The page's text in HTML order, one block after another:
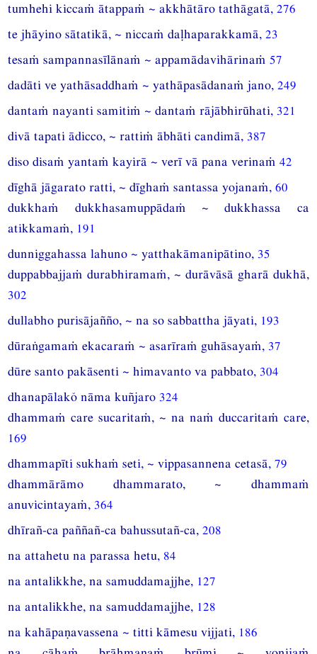
tumhehi kiccaṁ ātappaṁ ~ akkhātāro tathāgatā,276
te jhāyino sātatikā, ~ niccaṁ daḷhaparakkamā,23
tesaṁ sampannasīlānaṁ ~ appamādavihārinaṁ 57
dadāti ve yathāsaddhaṁ ~ yathāpasādanaṁ jano,249
dantaṁ nayanti samitiṁ ~ dantaṁ rājābhirūhati, 321
divā tapati ādicco, ~ rattiṁ ābhāti candimā, 387
diso disaṁ yantaṁ kayirā ~ verī vā pana verinaṁ42
dīghā jāgarato ratti, ~ dīghaṁ santassa yojanaṁ,60
dukkhaṁ dukkhasamuppādaṁ ~ dukkhassa ca
atikkamaṁ, 191
dunniggahassa lahuno ~ yatthakāmanipātino, 35
duppabbajjaṁ durabhiramaṁ, ~ durāvāsā gharā dukhā,
302
dullabho purisājañño, ~ na so sabbattha jāyati, 193
dūraṅgamaṁ ekacaraṁ ~ asarīraṁ guhāsayaṁ, 37
dūre santo pakāsenti ~ himavanto va pabbato, 304
dhanapālakŏ nāma kuñjaro 324
dhammaṁ care sucaritaṁ, ~ na naṁ duccaritaṁ care,
169
dhammapīti sukhaṁ seti, ~ vippasannena cetasā,79
dhammārāmo dhammarato, ~ dhammaṁ
anuvicintayaṁ, 364
dhīrañ-ca paññañ-ca bahussutañ-ca,208
na attahetu na parassa hetu, 84
na antalikkhe, na samuddamajjhe, 127
na antalikkhe, na samuddamajjhe, 128
na kahāpaṇavassena ~ titti kāmesu vijjati, 186